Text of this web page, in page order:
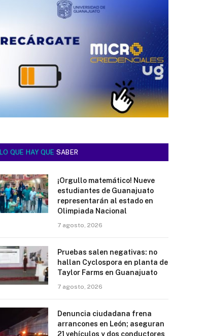
LO QUE HAY QUE SABER
¡Orgullo matemático! Nueve
estudiantes de Guanajuato
representarán al estado en
Olimpiada Nacional
7 agosto, 2026
Pruebas salen negativas: no
hallan Cyclospora en planta de
Taylor Farms en Guanajuato
7 agosto, 2026
Denuncia ciudadana frena
arrancones en León; aseguran
21 vehículos y dos conductores